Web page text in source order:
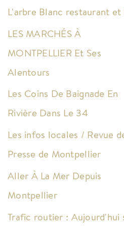
L'arbre Blanc restaurant et
LES MARCHÉS À
MONTPELLIER Et Ses
Alentours
Les Coins De Baignade En
Rivière Dans Le 34
Les infos locales / Revue
Presse de Montpellier
Aller À La Mer Depuis
Montpellier
Trafic routier : Aujourd'hui